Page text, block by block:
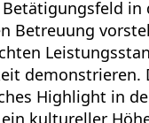
in
Betreuung
demonstrieren.
Highlight in
kultureller